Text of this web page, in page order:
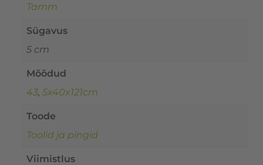
Tamm
Sügavus
5 cm
Mõõdud
43,5x40x121cm
Toode
Toolid ja pingid
Viimistlus